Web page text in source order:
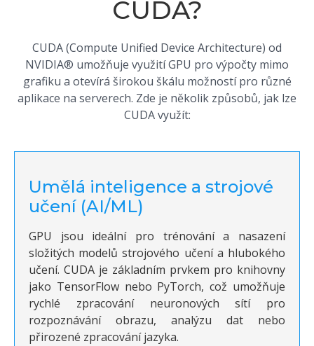
CUDA?
CUDA (Compute Unified Device Architecture) od
NVIDIA® umožňuje využití GPU pro výpočty mimo
grafiku a otevírá širokou škálu možností pro různé
aplikace na serverech. Zde je několik způsobů, jak lze
CUDA využít:
Umělá inteligence a strojové
učení (AI/ML)
GPU jsou ideální pro trénování a nasazení
složitých modelů strojového učení a hlubokého
učení. CUDA je základním prvkem pro knihovny
jako TensorFlow nebo PyTorch, což umožňuje
rychlé zpracování neuronových sítí pro
rozpoznávání obrazu, analýzu dat nebo
přirozené zpracování jazyka.